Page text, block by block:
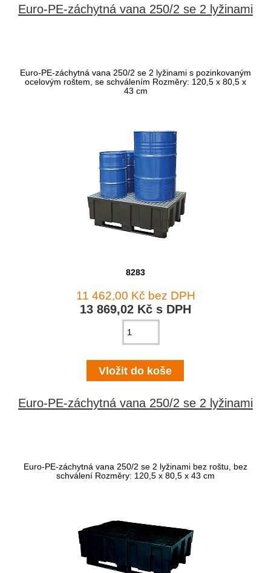
Euro-PE-záchytná vana 250/2 se 2 lyžinami
Euro-PE-záchytná vana 250/2 se 2 lyžinami s pozinkovaným
ocelovým roštem, se schválením Rozměry: 120,5 x 80,5 x
43 cm
8283
11 462,00 Kč bez DPH
13 869,02 Kč s DPH
Euro-PE-záchytná vana 250/2 se 2 lyžinami
Euro-PE-záchytná vana 250/2 se 2 lyžinami bez roštu, bez
schválení Rozměry: 120,5 x 80,5 x 43 cm